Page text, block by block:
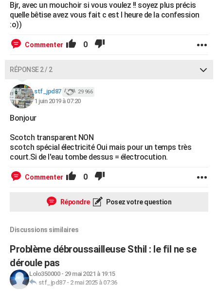
COPAINS D'AVANT
AVIS DE DÉCÈS
Bjr, avec un mouchoir si vous voulez !! soyez plus précis
quelle bêtise avez vous fait c est l heure de la confession
:o))
Commenter 0
RÉPONSE 2 / 2
stf_jpd87 29 966
1 juin 2019 à 07:20
Bonjour
Scotch transparent NON
scotch spécial électricité Oui mais pour un temps très
court.Si de l'eau tombe dessus = électrocution.
Commenter 0
Répondre Posez votre question
Discussions similaires
Problème débroussailleuse Sthil : le fil ne se
déroule pas
Lolo350000- 29 mai 2021 à 19:15
stf_jpd87- 2 mai 2025 à 07:36